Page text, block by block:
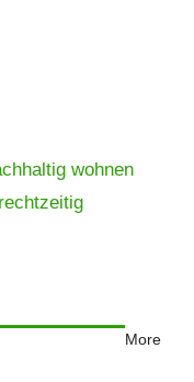
wohnen
More